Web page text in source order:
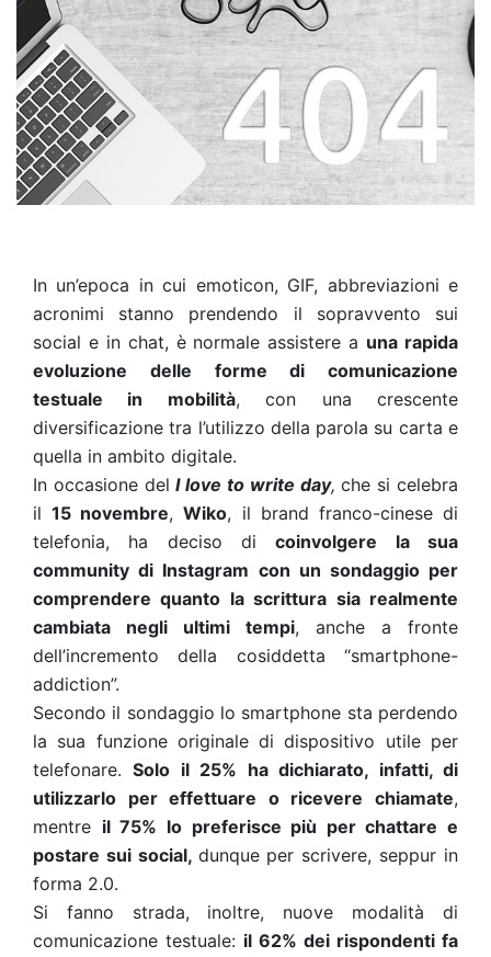
In un’epoca in cui emoticon, GIF, abbreviazioni e
acronimi stanno prendendo il sopravvento sui
social e in chat, è normale assistere a una rapida
evoluzione delle forme di comunicazione
testuale in mobilità, con una crescente
diversificazione tra l’utilizzo della parola su carta e
quella in ambito digitale.
In occasione delI love to write day, che si celebra
il15 novembre,Wiko, il brand franco-cinese di
telefonia, ha deciso dicoinvolgere la sua
community di Instagram con un sondaggio per
comprendere quanto la scrittura sia realmente
cambiata negli ultimi tempi, anche a fronte
dell’incremento della cosiddetta “smartphone-
addiction”.
Secondo il sondaggio lo smartphone sta perdendo
la sua funzione originale di dispositivo utile per
telefonare.Solo il 25% ha dichiarato, infatti, di
utilizzarlo per effettuare o ricevere chiamate,
mentre il 75% lo preferisce più per chattare e
postare sui social, dunque per scrivere, seppur in
forma 2.0.
Si fanno strada, inoltre, nuove modalità di
comunicazione testuale: il 62% dei rispondenti fa